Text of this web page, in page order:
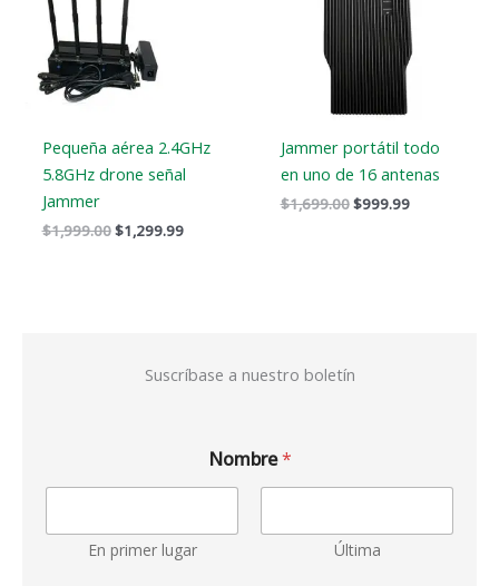
Pequeña aérea 2.4GHz
5.8GHz drone señal
Jammer
$1,999.00$1,299.99
Jammer portátil todo
en uno de 16 antenas
$1,699.00$999.99
Suscríbase a nuestro boletín
Nombre*
En primer lugar Última